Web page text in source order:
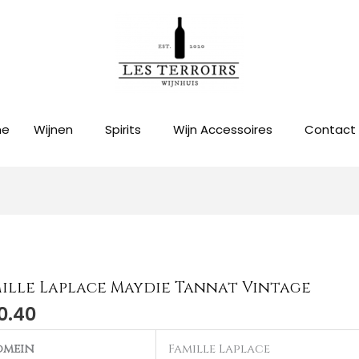
Wijnen Spirits Wijn Accessoires Contact
Laplace Maydie Tannat Vintage
Famille Laplace